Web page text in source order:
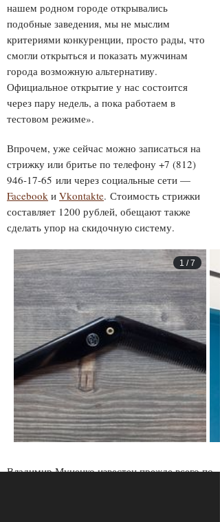
нашем родном городе открывались
подобные заведения, мы не мыслим
критериями конкуренции, просто рады, что
смогли открыться и показать мужчинам
города возможную альтернативу.
Официальное открытие у нас состоится
через пару недель, а пока работаем в
тестовом режиме».
Впрочем, уже сейчас можно записаться на
стрижку или бритье по телефону +7 (812)
946-17-65 или через социальные сети —
Facebook и Vkontakte. Стоимость стрижки
составляет 1200 рублей, обещают также
сделать упор на скидочную систему.
1 /7
Владимир Муненко известен прежде всего по